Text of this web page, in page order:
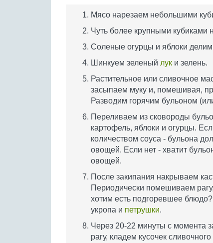
Мясо нарезаем небольшими
Чуть более крупными
Соленые огурцы и яблоки
Шинкуем зеленый лук и зелень.
Растительное или сливочное
засыпаем муку и, помешивая,
Разводим горячим бульоном
Переливаем из сковороды
картофель, яблоки и огурцы.
количеством соуса - бульона
овощей. Если нет - хватит
овощей.
После закипания накрываем
Периодически помешиваем
хотим есть подгоревшее
укропа и петрушки.
Через 20-22 минуты с момента
рагу, кладем кусочек